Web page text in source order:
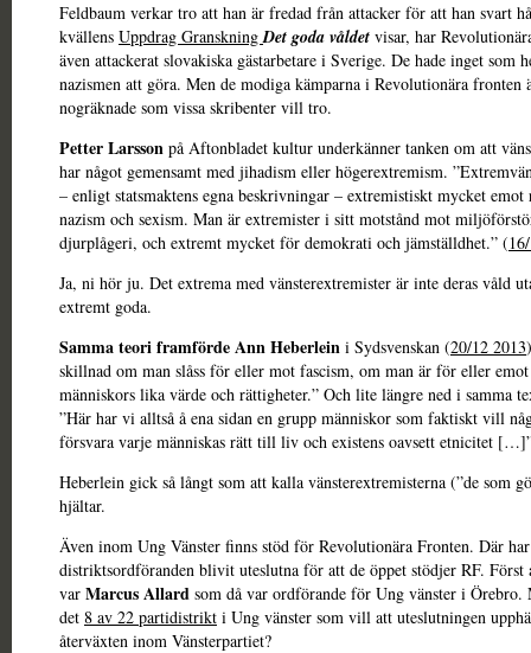
Feldbaum verkar tro att han är fredad från attacker för att han svart
kvällens Uppdrag GranskningDet goda våldet visar, har
även attackerat slovakiska gästarbetare i Sverige. De hade inget som
nazismen att göra. Men de modiga kämparna i Revolutionära fronten
nogräknade som vissa skribenter vill tro.
Petter Larsson på Aftonbladet kultur underkänner tanken om att
har något gemensamt med jihadism eller högerextremism.
– enligt statsmaktens egna beskrivningar – extremistiskt mycket emot
nazism och sexism. Man är extremister i sitt motstånd mot
djurplågeri, och extremt mycket för demokrati och jämställdhet.” (
Ja, ni hör ju. Det extrema med vänsterextremister är inte deras våld
extremt goda.
Samma teori framfördeAnn Heberlein i Sydsvenskan (20/12 2013
skillnad om man slåss för eller mot fascism, om man är för eller
människors lika värde och rättigheter.” Och lite längre ned i samma
”Här har vi alltså å ena sidan en grupp människor som faktiskt vill
försvara varje människas rätt till liv och existens oavsett etnicitet
Heberlein gick så långt som att kalla vänsterextremisterna (”de som
hjältar.
Även inom Ung Vänster finns stöd för Revolutionära Fronten. Där
distriktsordföranden blivit uteslutna för att de öppet stödjer RF. Först
var Marcus Allard som då var ordförande för Ung vänster i Örebro.
det 8 av 22 partidistrikt i Ung vänster som vill att uteslutningen
återväxten inom Vänsterpartiet?